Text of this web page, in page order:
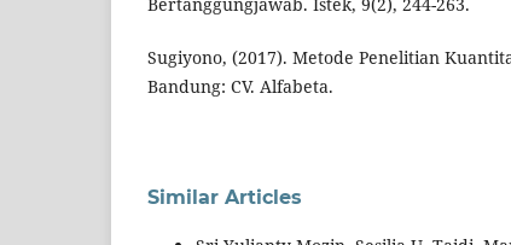
Sugiyono, (2017). Metode Penelitian
Bandung: CV. Alfabeta.
Similar Articles